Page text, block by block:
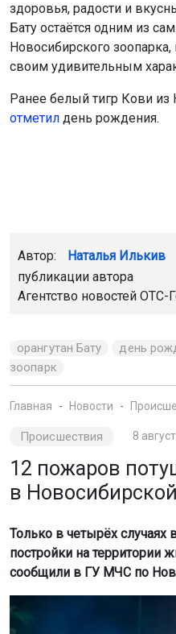
здоровья, радости и
Бату остаётся одним из
Новосибирского
своим удивительным
Ранее белый тигр Кови из
отметил день рождения.
Автор: Наталья Илькив
публикации автора
Агентство новостей ОТС-
орангутан Бату день
зоопарк
Главная Новости
Происшествия 8
12 пожаров
в
Только в четырёх случаях
постройки на территории
сообщили в ГУ МЧС по